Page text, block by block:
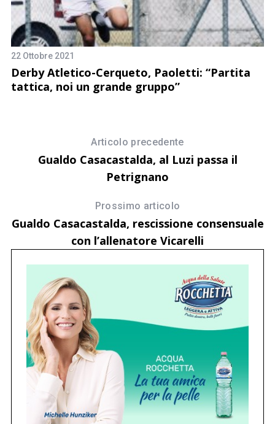
22 Ottobre 2021
Derby Atletico-Cerqueto, Paoletti: “Partita
tattica, noi un grande gruppo”
Articolo precedente
Gualdo Casacastalda, al Luzi passa il
Petrignano
Prossimo articolo
Gualdo Casacastalda, rescissione consensuale
con l’allenatore Vicarelli